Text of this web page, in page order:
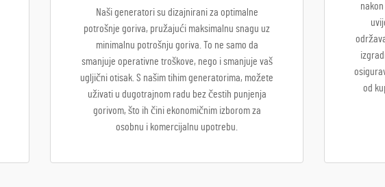
Naši generatori su dizajnirani za optimalne
potrošnje goriva, pružajući maksimalnu snagu uz
minimalnu potrošnju goriva. To ne samo da
smanjuje operativne troškove, nego i smanjuje vaš
ugljični otisak. S našim tihim generatorima, možete
uživati u dugotrajnom radu bez čestih punjenja
gorivom, što ih čini ekonomičnim izborom za
osobnu i komercijalnu upotrebu.
od